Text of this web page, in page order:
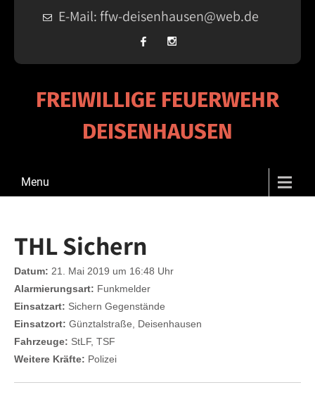
E-Mail: ffw-deisenhausen@web.de
FREIWILLIGE FEUERWEHR
DEISENHAUSEN
Menu
THL Sichern
Datum: 21. Mai 2019 um 16:48 Uhr
Alarmierungsart: Funkmelder
Einsatzart: Sichern Gegenstände
Einsatzort: Günztalstraße, Deisenhausen
Fahrzeuge: StLF, TSF
Weitere Kräfte: Polizei